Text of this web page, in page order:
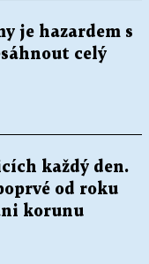
je hazardem s
celý
každý den.
od roku
korunu